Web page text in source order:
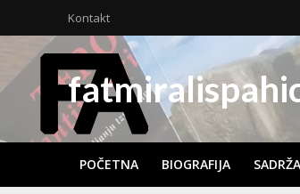
Kontakt
POČETNA BIOGRAFIJA